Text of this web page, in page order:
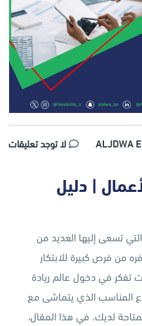
ALJDWA لا توجد تعليقات
| دليل
تسعى إليها العديد من
من فرص كبيرة للابتكار
تفكر في دخول عالم ريادة
المناسب الذي يتماشى مع
لديك. في هذا المقال،